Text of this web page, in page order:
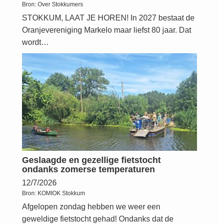
Bron: Over Stokkumers
STOKKUM, LAAT JE HOREN! In 2027 bestaat de
Oranjevereniging Markelo maar liefst 80 jaar. Dat
wordt…
Geslaagde en gezellige fietstocht
ondanks zomerse temperaturen
12/7/2026
Bron: KOMIOK Stokkum
Afgelopen zondag hebben we weer een
geweldige fietstocht gehad! Ondanks dat de